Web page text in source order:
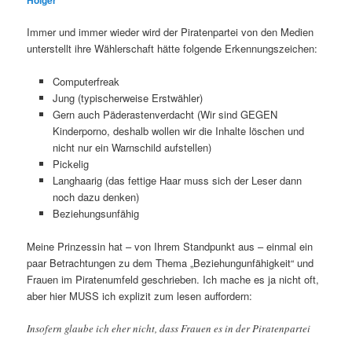
Immer und immer wieder wird der Piratenpartei von den Medien
unterstellt ihre Wählerschaft hätte folgende Erkennungszeichen:
Computerfreak
Jung (typischerweise Erstwähler)
Gern auch Päderastenverdacht (Wir sind GEGEN
Kinderporno, deshalb wollen wir die Inhalte löschen und
nicht nur ein Warnschild aufstellen)
Pickelig
Langhaarig (das fettige Haar muss sich der Leser dann
noch dazu denken)
Beziehungsunfähig
Meine Prinzessin hat – von Ihrem Standpunkt aus – einmal ein
paar Betrachtungen zu dem Thema „Beziehungunfähigkeit“ und
Frauen im Piratenumfeld geschrieben. Ich mache es ja nicht oft,
aber hier MUSS ich explizit zum lesen auffordern:
Insofern glaube ich eher nicht, dass Frauen es in der Piratenpartei